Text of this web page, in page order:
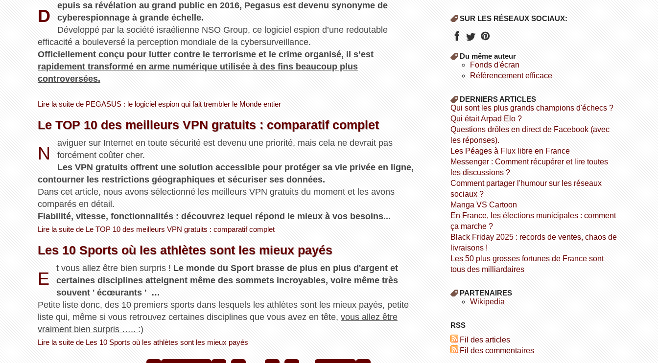
D
epuis sa révélation au grand public en 2016, Pegasus est devenu synonyme de
cyberespionnage à grande échelle.
Développé par la société israélienne NSO Group, ce logiciel espion d’une redoutable
efficacité a bouleversé la perception mondiale de la cybersurveillance.
Officiellement conçu pour lutter contre le terrorisme et le crime organisé, il s’est
rapidement transformé en arme numérique utilisée à des fins beaucoup plus
controversées.
Lire la suite de PEGASUS : le logiciel espion qui fait trembler le Monde entier
Le TOP 10 des meilleurs VPN gratuits : comparatif complet
N
aviguer sur Internet en toute sécurité est devenu une priorité, mais cela ne devrait pas
forcément coûter cher.
Les VPN gratuits offrent une solution accessible pour protéger sa vie privée en ligne,
contourner les restrictions géographiques et sécuriser ses données.
Dans cet article, nous avons sélectionné les meilleurs VPN gratuits du moment et les avons
comparés en détail.
Fiabilité, vitesse, fonctionnalités : découvrez lequel répond le mieux à vos besoins...
Lire la suite de Le TOP 10 des meilleurs VPN gratuits : comparatif complet
Les 10 Sports où les athlètes sont les mieux payés
E
t vous allez être bien surpris ! Le monde du Sport brasse de plus en plus d'argent et
certaines disciplines atteignent même des sommets incroyables, voire même très
souvent ' écœurants ' …
Petite liste donc, des 10 premiers sports dans lesquels les athlètes sont les mieux payés, petite
liste qui, même si vous retrouvez certaines disciplines que vous avez en tête, vous allez être
vraiment bien surpris ….. :)
Lire la suite de Les 10 Sports où les athlètes sont les mieux payés
SUR LES RÉSEAUX SOCIAUX:
Du même auteur
fonds d'écran
référencement efficace
DERNIERS ARTICLES
Qui sont les plus grands champions d'échecs ?
Qui était Arpad Elo ?
Questions drôles en direct de Facebook (avec
les réponses).
Les Péages à Flux libre en France
Messenger : Comment récupérer et lire toutes
les discussions ?
Comment partager l'humour sur les réseaux
sociaux ?
Manga VS Cartoon
En France, les élections municipales : comment
ça marche ?
Black Friday 2025 : records de ventes, chaos de
livraisons !
Les 50 plus grosses fortunes de France sont
tous des milliardaires
PARTENAIRES
wikipedia
RSS
Fil des articles
Fil des commentaires